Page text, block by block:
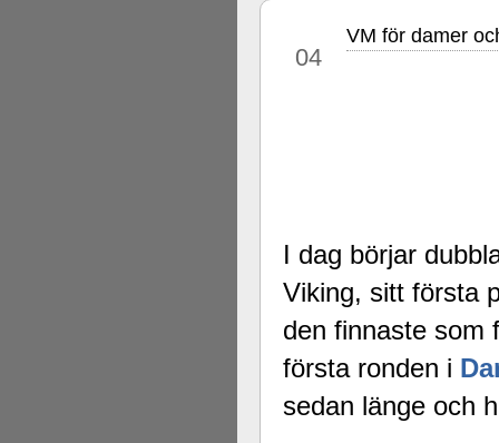
04
VM för damer
I dag börjar
Viking, sitt första
den finnaste som
första ronden i
sedan länge och